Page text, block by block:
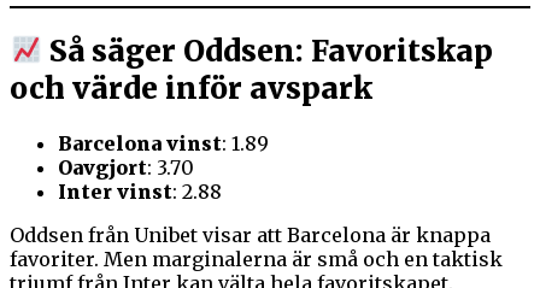
Så säger Oddsen: Favoritskap
och värde inför avspark
Barcelona vinst: 1.89
Oavgjort: 3.70
Inter vinst: 2.88
Oddsen från Unibet visar att Barcelona är knappa
favoriter. Men marginalerna är små och en taktisk
triumf från Inter kan välta hela favoritskapet.